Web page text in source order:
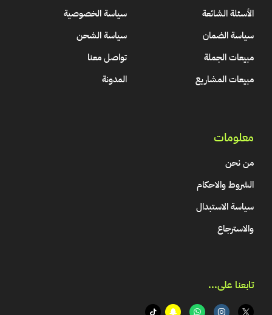
الأسئلة الشائعة
سياسة الضمان
مبيعات الجملة
مبيعات المشاريع
سياسة الخصوصية
سياسة الشحن
تواصل معنا
المدونة
معلومات
من نحن
الشروط والاحكام
سياسة الاستبدال
والاسترجاع
تابعنا على...​